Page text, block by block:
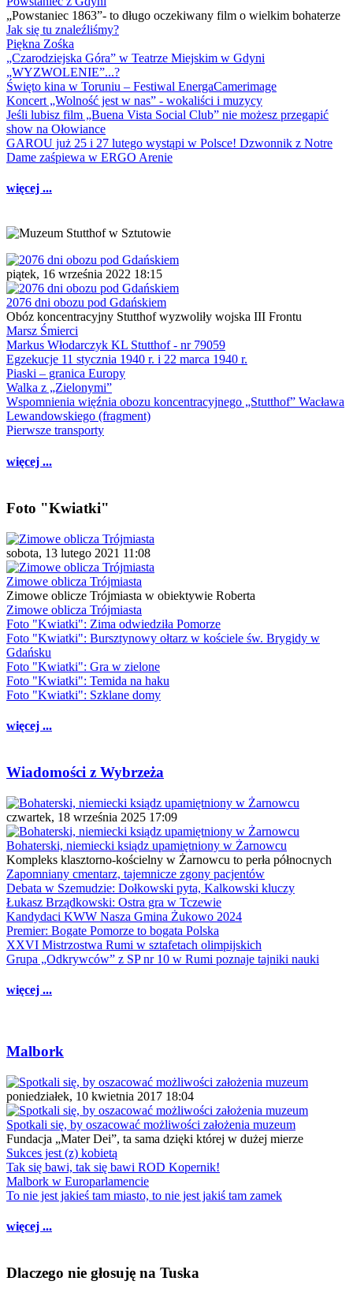
„Powstaniec 1863”- to długo oczekiwany film o wielkim bohaterze
Jak się tu znaleźliśmy?
Piękna Zośka
„Czarodziejska Góra” w Teatrze Miejskim w Gdyni
„WYZWOLENIE”...?
Święto kina w Toruniu – Festiwal EnergaCamerimage
Koncert „Wolność jest w nas” - wokaliści i muzycy
Jeśli lubisz film „Buena Vista Social Club” nie możesz przegapić
show na Ołowiance
GAROU już 25 i 27 lutego wystąpi w Polsce! Dzwonnik z Notre
Dame zaśpiewa w ERGO Arenie
więcej ...
piątek, 16 września 2022 18:15
2076 dni obozu pod Gdańskiem
Obóz koncentracyjny Stutthof wyzwoliły wojska III Frontu
Marsz Śmierci
Markus Włodarczyk KL Stutthof - nr 79059
Egzekucje 11 stycznia 1940 r. i 22 marca 1940 r.
Piaski – granica Europy
Walka z „Zielonymi”
Wspomnienia więźnia obozu koncentracyjnego „Stutthof” Wacława
Lewandowskiego (fragment)
Pierwsze transporty
więcej ...
Foto "Kwiatki"
sobota, 13 lutego 2021 11:08
Zimowe oblicza Trójmiasta
Zimowe oblicze Trójmiasta w obiektywie Roberta
Zimowe oblicza Trójmiasta
Foto "Kwiatki": Zima odwiedziła Pomorze
Foto "Kwiatki": Bursztynowy ołtarz w kościele św. Brygidy w
Gdańsku
Foto "Kwiatki": Gra w zielone
Foto "Kwiatki": Temida na haku
Foto "Kwiatki": Szklane domy
więcej ...
Wiadomości z Wybrzeża
czwartek, 18 września 2025 17:09
Bohaterski, niemiecki ksiądz upamiętniony w Żarnowcu
Kompleks klasztorno-kościelny w Żarnowcu to perła północnych
Zapomniany cmentarz, tajemnicze zgony pacjentów
Debata w Szemudzie: Dołkowski pyta, Kalkowski kluczy
Łukasz Brządkowski: Ostra gra w Tczewie
Kandydaci KWW Nasza Gmina Żukowo 2024
Premier: Bogate Pomorze to bogata Polska
XXVI Mistrzostwa Rumi w sztafetach olimpijskich
Grupa „Odkrywców” z SP nr 10 w Rumi poznaje tajniki nauki
więcej ...
Malbork
poniedziałek, 10 kwietnia 2017 18:04
Spotkali się, by oszacować możliwości założenia muzeum
Fundacja „Mater Dei”, ta sama dzięki której w dużej mierze
Sukces jest (z) kobietą
Tak się bawi, tak się bawi ROD Kopernik!
Malbork w Europarlamencie
To nie jest jakieś tam miasto, to nie jest jakiś tam zamek
więcej ...
Dlaczego nie głosuję na Tuska